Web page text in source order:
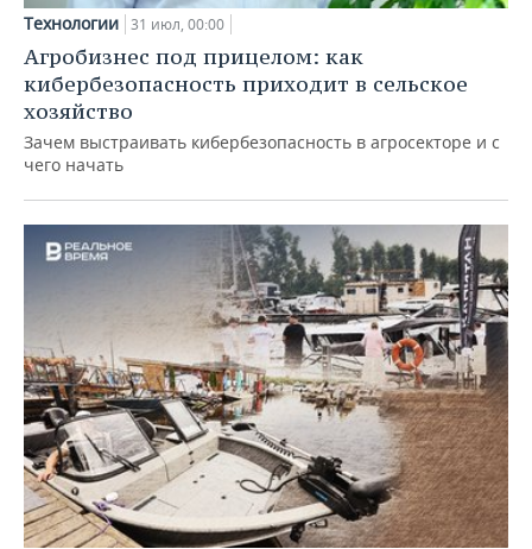
Технологии 31 июл, 00:00
Агробизнес под прицелом: как
кибербезопасность приходит в сельское
хозяйство
Зачем выстраивать кибербезопасность в агросекторе и с
чего начать